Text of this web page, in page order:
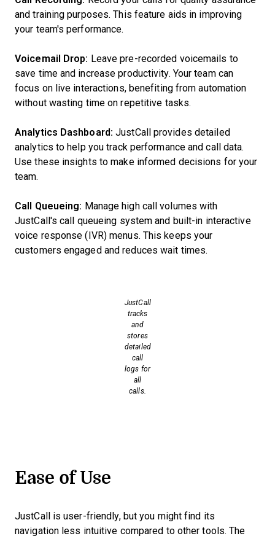
and training purposes. This feature aids in improving
your team's performance.
Voicemail Drop: Leave pre-recorded voicemails to
save time and increase productivity. Your team can
focus on live interactions, benefiting from automation
without wasting time on repetitive tasks.
Analytics Dashboard: JustCall provides detailed
analytics to help you track performance and call data.
Use these insights to make informed decisions for your
team.
Call Queueing: Manage high call volumes with
JustCall's call queueing system and built-in interactive
voice response (IVR) menus. This keeps your
customers engaged and reduces wait times.
JustCall
tracks
and
stores
detailed
call
logs for
all
calls.
Ease of Use
JustCall is user-friendly, but you might find its
navigation less intuitive compared to other tools. The